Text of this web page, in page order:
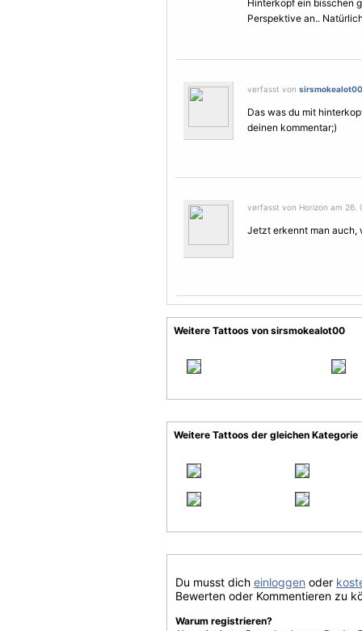
Hinterkopf ein bisschen
Perspektive an..
verfasst von sirsmokealot00
Das was du mit
deinen kommentar;)
verfasst von Horizon am 26.
Jetzt erkennt man auch,
Weitere Tattoos von sirsmokealot00
Weitere Tattoos der gleichen Kategorie
Du musst dich einloggen oder
Bewerten oder Kommentieren zu
Warum registrieren?